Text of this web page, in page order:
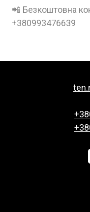
📲 Безкоштовна
+380993476639